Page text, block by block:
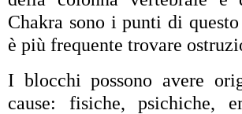
Chakra sono i punti di
è più frequente trovare
I blocchi possono avere
cause: fisiche, psichiche,